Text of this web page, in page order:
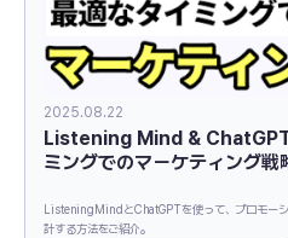
2025.08.22
Listening Mind & ChatGPT
ミングでのマーケティング戦
ListeningMindとChatGPTを使って、プロモー
計する方法をご紹介。